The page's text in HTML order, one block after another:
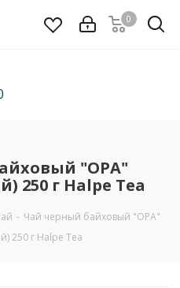
0
"OPA"
250 г Halpe Tea
- Чай черный байховый "OPA"
250 г Halpe Tea